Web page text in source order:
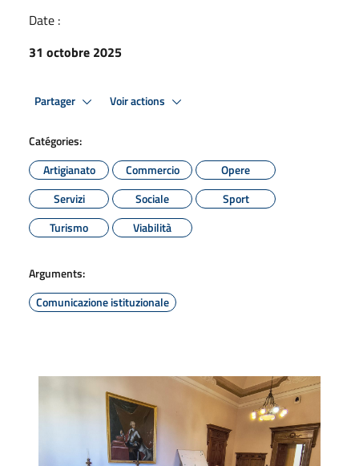
Date :
31 octobre 2025
Partager Voir actions
Catégories:
Artigianato
Commercio
Opere
Servizi
Sociale
Sport
Turismo
Viabilità
Arguments:
Comunicazione istituzionale